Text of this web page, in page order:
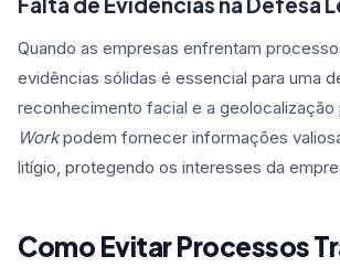
Quando as empresas enfrentam
evidências sólidas é essencial para uma
reconhecimento facial e a geolocalização
Workpodem fornecer informações
litígio, protegendo os interesses da
Como Evitar Processos